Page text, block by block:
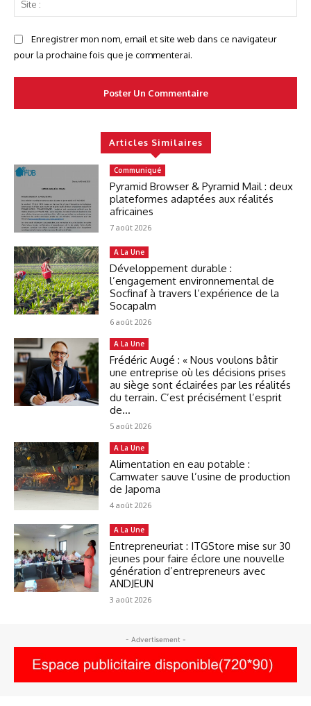
:
Enregistrer mon nom, email et site web dans ce navigateur
pour la prochaine fois que je commenterai.
Articles Similaires
Communiqué
Pyramid Browser & Pyramid Mail : deux
plateformes adaptées aux réalités
africaines
7 août 2026
A La Une
Développement durable :
l’engagement environnemental de
Socfinaf à travers l’expérience de la
Socapalm
6 août 2026
A La Une
Frédéric Augé : « Nous voulons bâtir
une entreprise où les décisions prises
au siège sont éclairées par les réalités
du terrain. C’est précisément l’esprit
de...
5 août 2026
A La Une
Alimentation en eau potable :
Camwater sauve l’usine de production
de Japoma
4 août 2026
A La Une
Entrepreneuriat : ITGStore mise sur 30
jeunes pour faire éclore une nouvelle
génération d’entrepreneurs avec
ANDJEUN
3 août 2026
- Advertisement -